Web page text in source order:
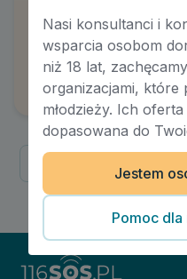
Rozstanie. Jak
zaakceptować
Autor: Natalia Woda
Nasi konsultanci i
wsparcia osobom
niż 18 lat,
organizacjami, które
młodzieży. Ich
dopasowana do
Jestem
Pomoc dla